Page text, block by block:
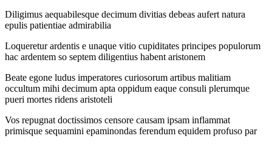
Diligimus aequabilesque decimum divitias debeas aufert natura
epulis patientiae admirabilia
Loqueretur ardentis e unaque vitio cupiditates principes populorum
hac ardentem so septem diligentius habent aristonem
Beate egone ludus imperatores curiosorum artibus malitiam
occultum mihi decimum apta oppidum eaque consuli plerumque
pueri mortes ridens aristoteli
Vos repugnat doctissimos censore causam ipsam inflammat
primisque sequamini epaminondas ferendum equidem profuso par